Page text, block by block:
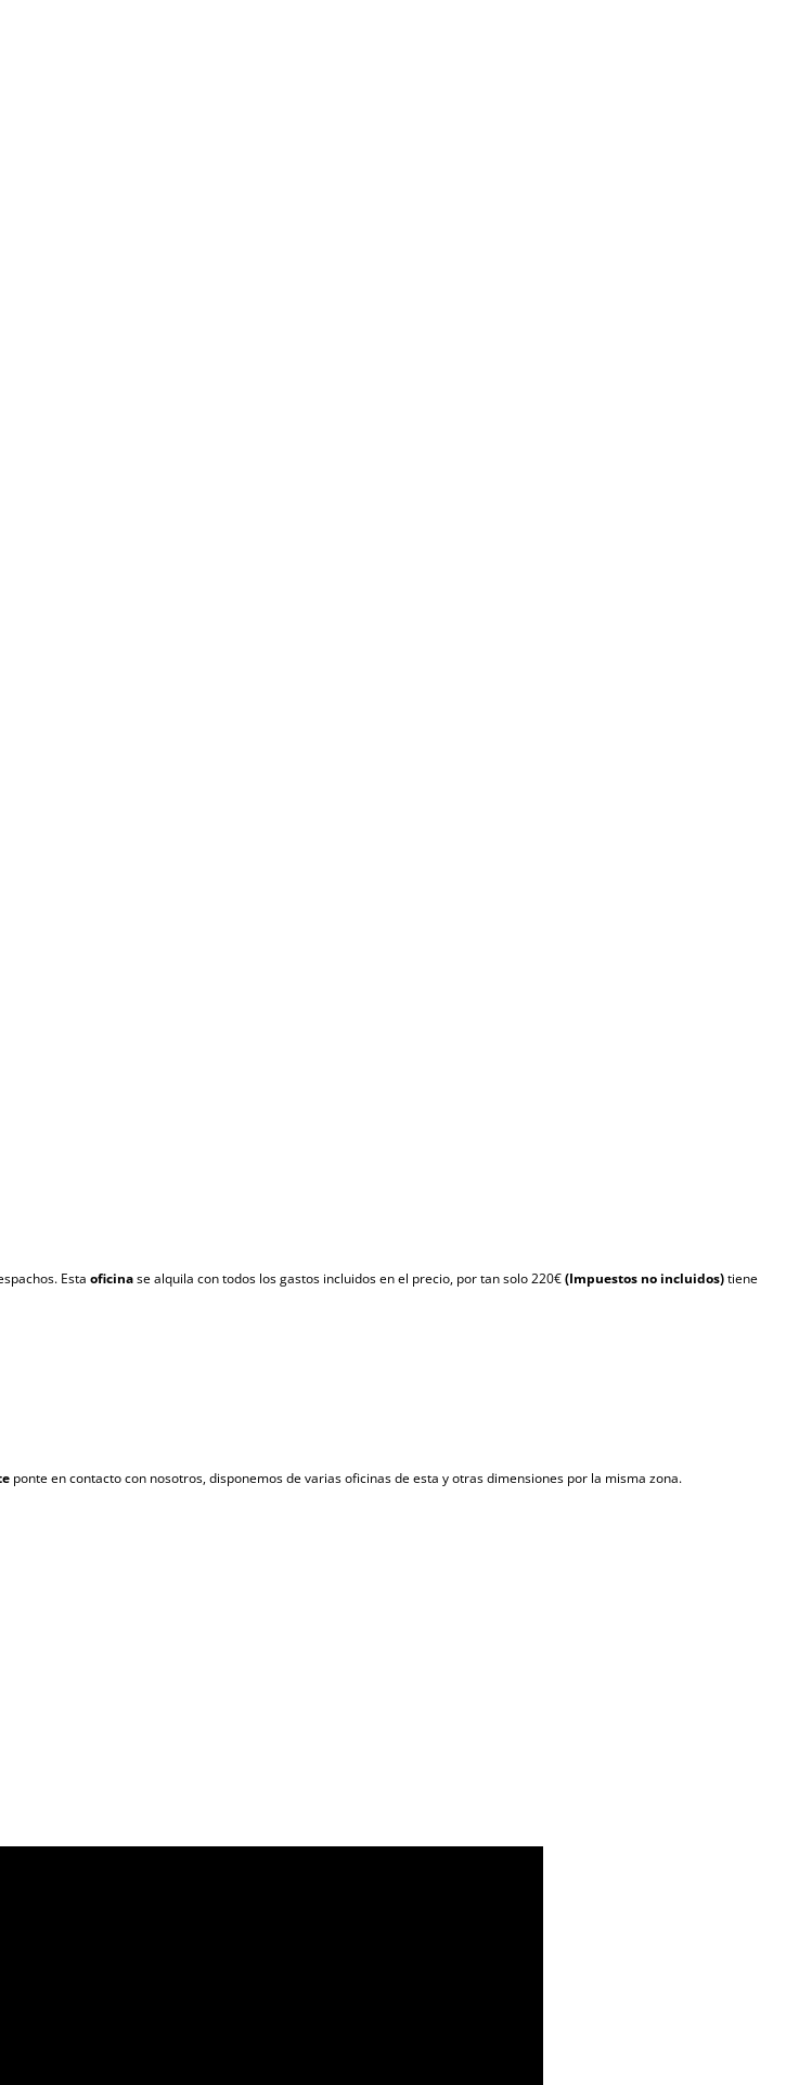
Esta oficinase alquila con todos los gastos incluidos en el precio, por tan solo 220€(Impuestos no incluidos)tiene
ponte en contacto con nosotros, disponemos de varias oficinas de esta y otras dimensiones por la misma zona.